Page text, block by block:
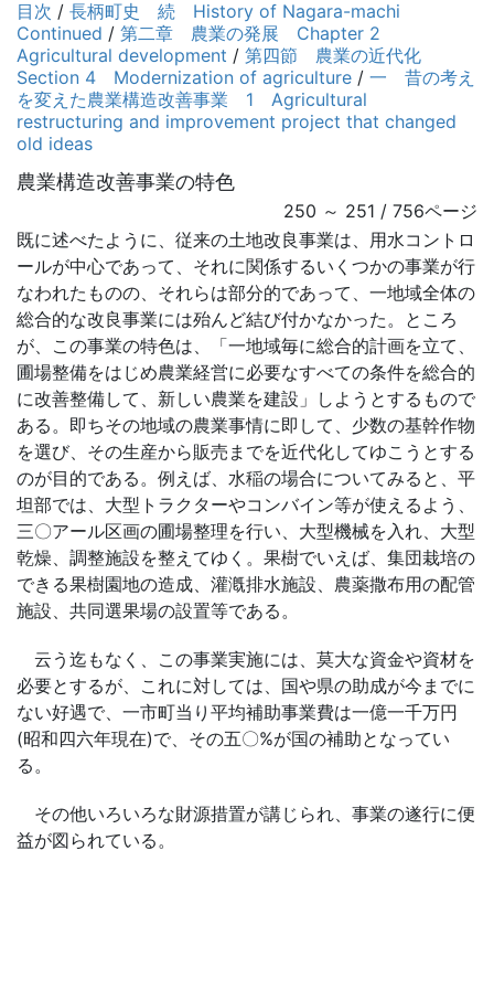
目次 / 長柄町史 続 History of Nagara-machi
Continued / 第二章 農業の発展 Chapter 2
Agricultural development / 第四節 農業の近代化
Section 4 Modernization of agriculture / 一 昔の考え
を変えた農業構造改善事業 1 Agricultural
restructuring and improvement project that changed
old ideas
農業構造改善事業の特色
250 ～ 251 / 756ページ
既に述べたように、従来の土地改良事業は、用水コントロ
ールが中心であって、それに関係するいくつかの事業が行
なわれたものの、それらは部分的であって、一地域全体の
総合的な改良事業には殆んど結び付かなかった。ところ
が、この事業の特色は、「一地域毎に総合的計画を立て、
圃場整備をはじめ農業経営に必要なすべての条件を総合的
に改善整備して、新しい農業を建設」しようとするもので
ある。即ちその地域の農業事情に即して、少数の基幹作物
を選び、その生産から販売までを近代化してゆこうとする
のが目的である。例えば、水稲の場合についてみると、平
坦部では、大型トラクターやコンバイン等が使えるよう、
三〇アール区画の圃場整理を行い、大型機械を入れ、大型
乾燥、調整施設を整えてゆく。果樹でいえば、集団栽培の
できる果樹園地の造成、灌漑排水施設、農薬撒布用の配管
施設、共同選果場の設置等である。
云う迄もなく、この事業実施には、莫大な資金や資材を
必要とするが、これに対しては、国や県の助成が今までに
ない好遇で、一市町当り平均補助事業費は一億一千万円
(昭和四六年現在)で、その五〇%が国の補助となってい
る。
その他いろいろな財源措置が講じられ、事業の遂行に便
益が図られている。